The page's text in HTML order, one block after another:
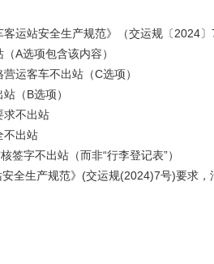
客运站安全生产规范》（交运规〔2024
A选项包含该内容）
运客车不出站（C选项）
（B选项）
求不出站
不出站
签字不出站（而非“行李登记表”）
全生产规范》(交运规(2024)7号)要求